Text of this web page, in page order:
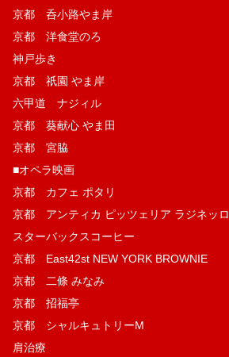
京都 呑小路やま岸
京都 洋食堂のろ
神戸歩き
京都 祇園 やま岸
六甲道 ナジィル
京都 葵献心 やま田
京都 宮脇
■オペラ映画
京都 カフェ ポタリ
京都 アンティカ ピッツェリア ラジネッロ
スターバックスコーヒー
京都 East42st NEW YORK BROWNIE
京都 二條 みなみ
京都 招福亭
京都 シャルキュトリーM
肩治療